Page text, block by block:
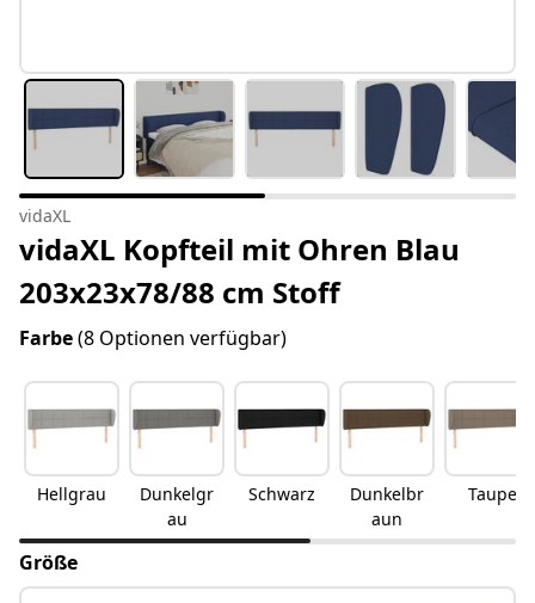
vidaXL
vidaXL Kopfteil mit Ohren Blau
203x23x78/88 cm Stoff
Farbe(8 Optionen verfügbar)
Hellgrau
Dunkelgr
au
Schwarz
Dunkelbr
aun
Taupe
Größe